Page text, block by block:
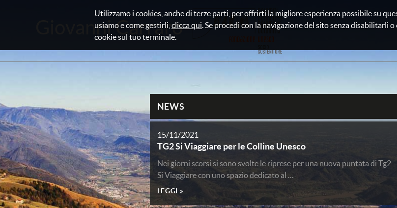
Utilizzamo i cookies, anche di terze parti, per offrirti la migliore esperienza possibile su
usiamo e come gestirli, clicca qui. Se procedi con la navigazione del sito senza disabilitarli
cookie sul tuo terminale.
Giovanni Carraro
NEWS
15/11/2021
TG2 Si Viaggiare per le Colline Unesco
Nei giorni scorsi si sono svolte le riprese per una nuova puntata di Tg2
Si Viaggiare con uno spazio dedicato al …
LEGGI »